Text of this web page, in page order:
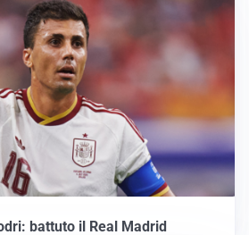
battuto il Real Madrid